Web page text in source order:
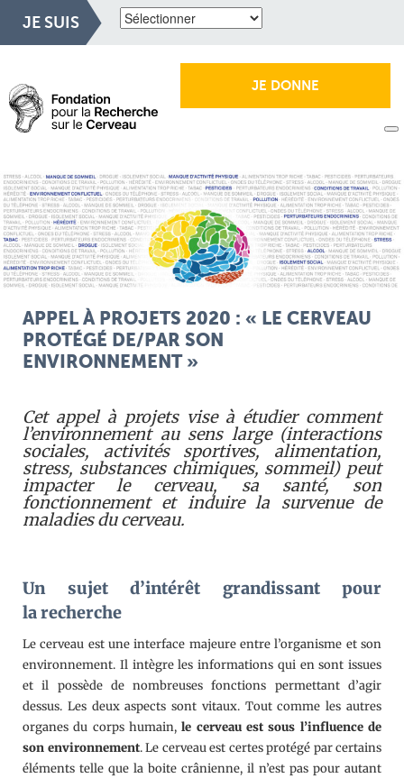
JE SUIS
JE DONNE
APPEL À PROJETS 2020 : « LE CERVEAU
PROTÉGÉ DE/PAR SON
ENVIRONNEMENT »
Cet appel à projets vise à étudier comment
l’environnement au sens large (interactions
sociales, activités sportives, alimentation,
stress, substances chimiques, sommeil) peut
impacter le cerveau, sa santé, son
fonctionnement et induire la survenue de
maladies du cerveau.
Un sujet d’intérêt grandissant pour
larecherche
Le cerveau est une interface majeure entre l’organisme et son
environnement. Il intègre les informations qui en sont issues
et il possède de nombreuses fonctions permettant d’agir
dessus. Les deux aspects sont vitaux. Tout comme les autres
organes du corps humain,le cerveau est sous l’influence de
son environnement. Le cerveau est certes protégé par certains
éléments telle que la boite crânienne, il n’est pas pour autant